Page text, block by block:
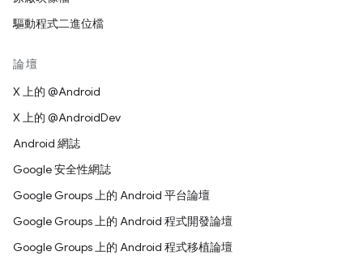
驅動程式二進位檔
論壇
X 上的 @Android
X 上的 @AndroidDev
Android 網誌
Google 安全性網誌
Google Groups 上的 Android 平台論壇
Google Groups 上的 Android 程式開發論壇
Google Groups 上的 Android 程式移植論壇